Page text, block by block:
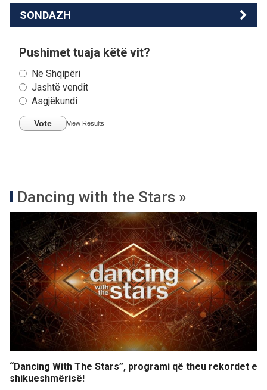
SONDAZH
Pushimet tuaja këtë vit?
Në Shqipëri
Jashtë vendit
Asgjëkundi
Vote View Results
Dancing with the Stars »
“Dancing With The Stars”, programi që theu rekordet e
shikueshmërisë!